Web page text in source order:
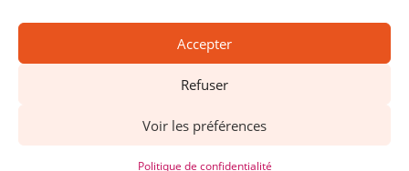
Accepter
Refuser
Voir les préférences
Politique de confidentialité